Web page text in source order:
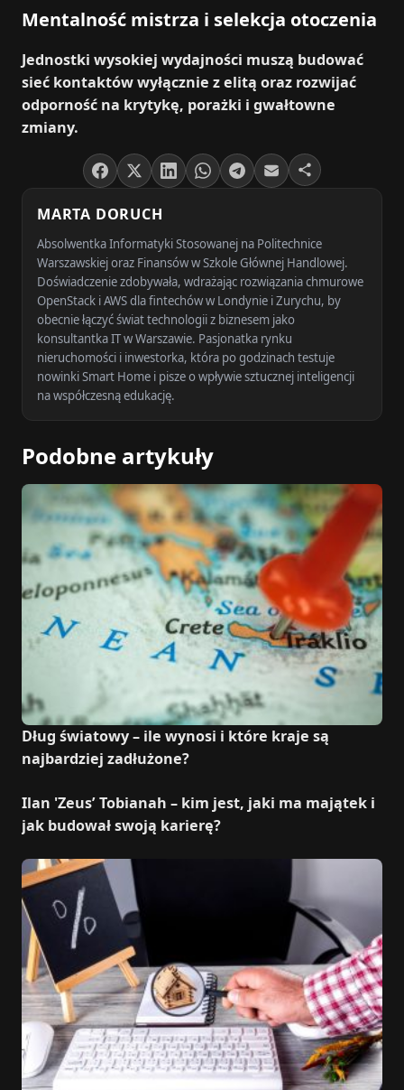
Mentalność mistrza i selekcja otoczenia
Jednostki wysokiej wydajności muszą budować
sieć kontaktów wyłącznie z elitą oraz rozwijać
odporność na krytykę, porażki i gwałtowne
zmiany.
MARTA DORUCH
Absolwentka Informatyki Stosowanej na Politechnice
Warszawskiej oraz Finansów w Szkole Głównej Handlowej.
Doświadczenie zdobywała, wdrażając rozwiązania chmurowe
OpenStack i AWS dla fintechów w Londynie i Zurychu, by
obecnie łączyć świat technologii z biznesem jako
konsultantka IT w Warszawie. Pasjonatka rynku
nieruchomości i inwestorka, która po godzinach testuje
nowinki Smart Home i pisze o wpływie sztucznej inteligencji
na współczesną edukację.
Podobne artykuły
Dług światowy – ile wynosi i które kraje są
najbardziej zadłużone?
Ilan 'Zeus’ Tobianah – kim jest, jaki ma majątek i
jak budował swoją karierę?